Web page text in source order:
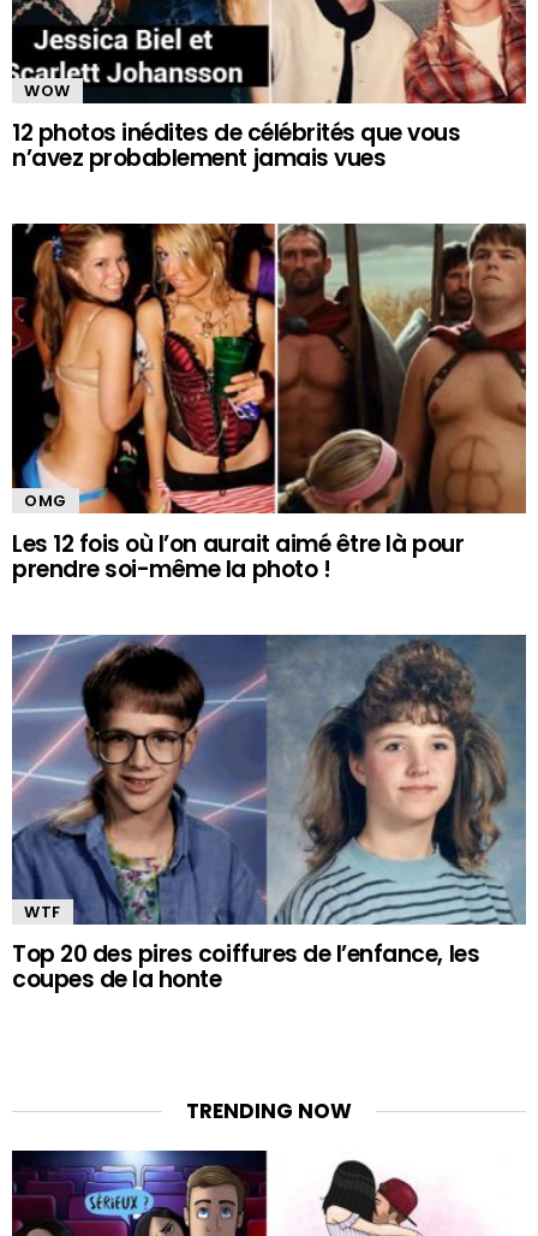
WOW
12 photos inédites de célébrités que vous
n’avez probablement jamais vues
OMG
Les 12 fois où l’on aurait aimé être là pour
prendre soi-même la photo !
WTF
Top 20 des pires coiffures de l’enfance, les
coupes de la honte
TRENDING NOW